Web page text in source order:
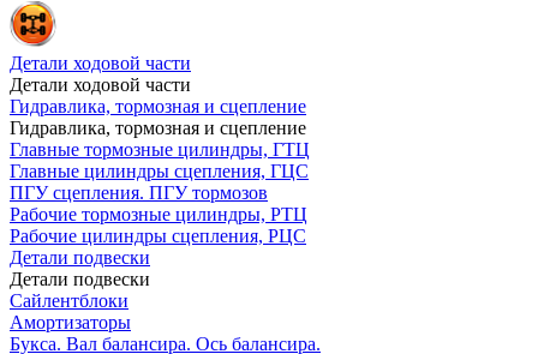
Детали ходовой части
Детали ходовой части
Гидравлика, тормозная и сцепление
Гидравлика, тормозная и сцепление
Главные тормозные цилиндры, ГТЦ
Главные цилиндры сцепления, ГЦС
ПГУ сцепления. ПГУ тормозов
Рабочие тормозные цилиндры, РТЦ
Рабочие цилиндры сцепления, РЦС
Детали подвески
Детали подвески
Cайлентблоки
Амортизаторы
Букса. Вал балансира. Ось балансира.